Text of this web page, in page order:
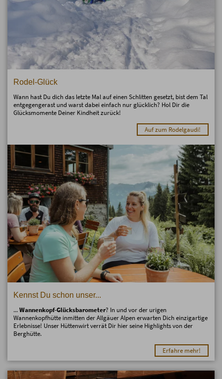
Rodel-Glück
Wann hast Du dich das letzte Mal auf einen Schlitten gesetzt, bist dem Tal
entgegengerast und warst dabei einfach nur glücklich? Hol Dir die
Glücksmomente Deiner Kindheit zurück!
Auf zum Rodelgaudi!
Kennst Du schon unser...
...Wannenkopf-Glücksbarometer? In und vor der urigen
Wannenkopfhütte inmitten der Allgäuer Alpen erwarten Dich einzigartige
Erlebnisse! Unser Hüttenwirt verrät Dir hier seine Highlights von der
Berghütte.
Erfahre mehr!